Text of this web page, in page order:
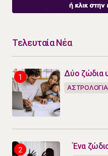
Τελευταία Νέα
Δύο ζώδια
ΑΣΤΡΟΛΟΓΙΑ
Ένα